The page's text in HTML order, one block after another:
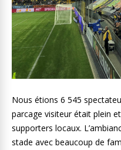
Nous étions 6 545
parcage visiteur était plein
supporters locaux.
stade avec beaucoup de